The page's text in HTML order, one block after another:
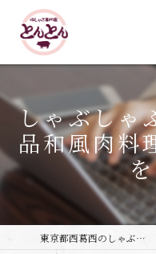
しゃぶしゃ
品和風肉料
東京都西葛西のしゃぶしゃぶなら豚しゃぶ専門店 とんとん